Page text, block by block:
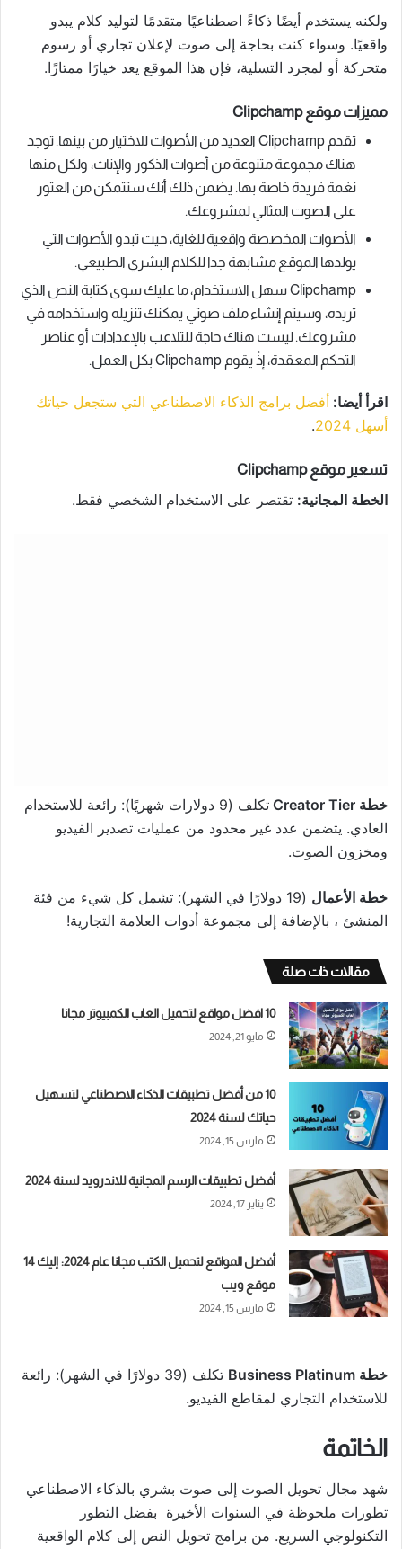
ولكنه يستخدم أيضًا ذكاءً اصطناعيًا متقدمًا لتوليد كلام يبدو
واقعيًا. وسواء كنت بحاجة إلى صوت لإعلان تجاري أو رسوم
متحركة أو لمجرد التسلية، فإن هذا الموقع يعد خيارًا ممتازًا.
مميزات موقع Clipchamp
تقدم Clipchamp العديد من الأصوات للاختيار من بينها. توجد
هناك مجموعة متنوعة من أصوات الذكور والإناث، ولكل منها
نغمة فريدة خاصة بها. يضمن ذلك أنك ستتمكن من العثور
على الصوت المثالي لمشروعك.
الأصوات المخصصة واقعية للغاية، حيث تبدو الأصوات التي
يولدها الموقع مشابهة جدا للكلام البشري الطبيعي.
Clipchamp سهل الاستخدام، ما عليك سوى كتابة النص الذي
تريده، وسيتم إنشاء ملف صوتي يمكنك تنزيله واستخدامه في
مشروعك. ليست هناك حاجة للتلاعب بالإعدادات أو عناصر
التحكم المعقدة، إذْ يقوم Clipchamp بكل العمل.
اقرأ أيضا: أفضل برامج الذكاء الاصطناعي التي ستجعل حياتك
أسهل 2024
.
تسعير موقع Clipchamp
الخطة المجانية: تقتصر على الاستخدام الشخصي فقط.
خطة Creator Tier
تكلف (9 دولارات شهريًا): رائعة للاستخدام
العادي. يتضمن عدد غير محدود من عمليات تصدير الفيديو
ومخزون الصوت.
خطة الأعمال
(19 دولارًا في الشهر): تشمل كل شيء من فئة
المنشئ ، بالإضافة إلى مجموعة أدوات العلامة التجارية!
مقالات ذات صلة
10 افضل مواقع لتحميل العاب الكمبيوتر مجانا
مايو 21, 2024
10 من أفضل تطبيقات الذكاء الاصطناعي لتسهيل
حياتك لسنة 2024
مارس 15, 2024
أفضل تطبيقات الرسم المجانية للاندرويد لسنة 2024
يناير 17, 2024
أفضل المواقع لتحميل الكتب مجانا عام 2024: إليك 14
موقع ويب
مارس 15, 2024
خطة Business Platinum
تكلف (39 دولارًا في الشهر): رائعة
للاستخدام التجاري لمقاطع الفيديو.
الخاتمة
شهد مجال تحويل الصوت إلى صوت بشري بالذكاء الاصطناعي
تطورات ملحوظة في السنوات الأخيرة بفضل التطور
التكنولوجي السريع. من برامج تحويل النص إلى كلام الواقعية